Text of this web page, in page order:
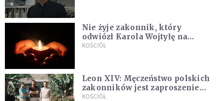
Nie żyje zakonnik, który
odwiózł Karola Wojtyłę na
konklawe. Jan Paweł II nazywał
KOŚCIÓŁ
Leon XIV: Męczeństwo polskich
zakonników jest zaproszeniem
do jedności i misji całego
KOŚCIÓŁ